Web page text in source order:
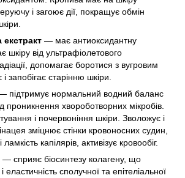
і загоює дії, покращує обмін
екстракт — має антиоксидантну
шкіру від ультрафіолетового
допомагає боротися з вугровим
запобігає старінню шкіри.
підтримує нормальний водний баланс
проникнення хвороботворних мікробів.
і почервоніння шкіри. Зволожує і
зміцнює стінки кровоносних судин,
капілярів, активізує кровообіг.
— сприяє біосинтезу колагену, що
еластичність сполучної та епітеліальної